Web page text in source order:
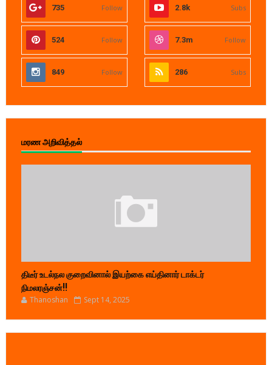
735 Follow 2.8k Subs
524 Follow 7.3m Follow
849 Follow 286 Subs
மரண அறிவித்தல்
திடீர் உடல்நல குறைவினால் இயற்கை எய்தினார் டாக்டர்
நிமலரஞ்சன்!!
Thanoshan Sept 14, 2025